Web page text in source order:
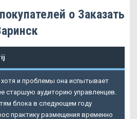
о Заказать
и проблемы она испытывает
старшую аудиторию управленцев.
блока в следующем году
практику размещения временно